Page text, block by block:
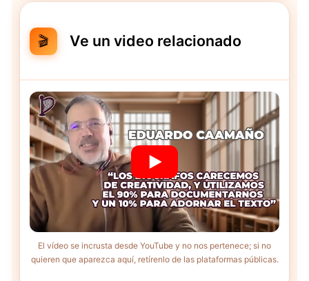
🎬 Ve un video relacionado
El vídeo se incrusta desde YouTube y no nos pertenece; si no
quieren que aparezca aquí, retírenlo de las plataformas públicas.